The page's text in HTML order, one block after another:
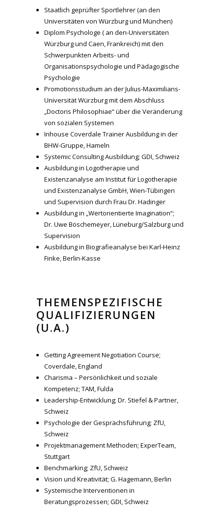
Staatlich geprüfter Sportlehrer (an den
Universitäten von Würzburg und München)
Diplom Psychologe ( an den-Universitäten
Würzburg und Caen, Frankreich) mit den
Schwerpunkten Arbeits- und
Organisationspsychologie und Pädagogische
Psychologie
Promotionsstudium an der Julius-Maximilians-
Universität Würzburg mit dem Abschluss
„Doctoris Philosophiae“ über die Veränderung
von sozialen Systemen
Inhouse Coverdale Trainer Ausbildung in der
BHW-Gruppe, Hameln
Systemic Consulting Ausbildung; GDI, Schweiz
Ausbildung in Logotherapie und
Existenzanalyse am Institut für Logotherapie
und Existenzanalyse GmbH, Wien-Tübingen
und Supervision durch Frau Dr. Hadinger
Ausbildung in „Wertorientierte Imagination“;
Dr. Uwe Böschemeyer, Lüneburg/Salzburg und
Supervision
Ausbildung in Biografieanalyse bei Karl-Heinz
Finke, Berlin-Kasse
THEMENSPEZIFISCHE
QUALIFIZIERUNGEN
(U.A.)
Getting Agreement Negotiation Course;
Coverdale, England
Charisma – Persönlichkeit und soziale
Kompetenz; TAM, Fulda
Leadership-Entwicklung; Dr. Stiefel & Partner,
Schweiz
Psychologie der Gesprächsführung; ZfU,
Schweiz
Projektmanagement Methoden; ExperTeam,
Stuttgart
Benchmarking; ZfU, Schweiz
Vision und Kreativität; G. Hagemann, Berlin
Systemische Interventionen in
Beratungsprozessen; GDI, Schweiz